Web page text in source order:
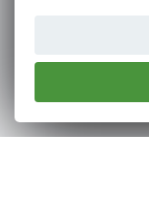
Nejlépe
v ČR